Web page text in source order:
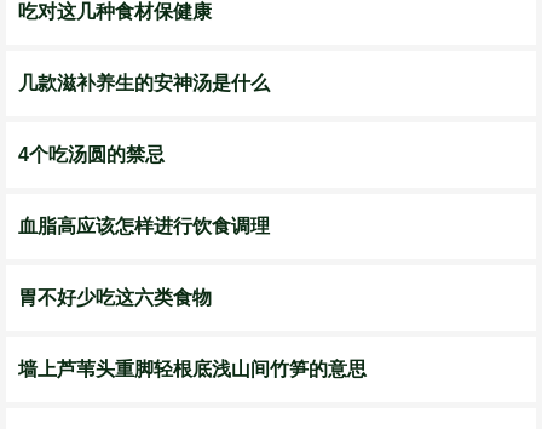
吃对这几种食材保健康
几款滋补养生的安神汤是什么
4个吃汤圆的禁忌
血脂高应该怎样进行饮食调理
胃不好少吃这六类食物
墙上芦苇头重脚轻根底浅山间竹笋的意思